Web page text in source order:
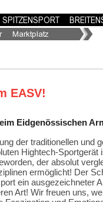
EASV!
Eidgenössischen
der traditionellen und
Hightech-
der absolut
ermöglicht! Der
ein ausgezeichneter
Art! Wir freuen uns,